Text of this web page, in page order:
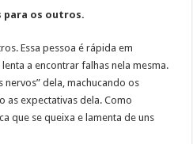
para os outros.
Essa pessoa é rápida em
a encontrar falhas nela mesma.
nervos” dela, machucando os
as expectativas dela. Como
que se queixa e lamenta de uns